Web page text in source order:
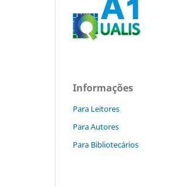
Informações
Para Leitores
Para Autores
Para Bibliotecários